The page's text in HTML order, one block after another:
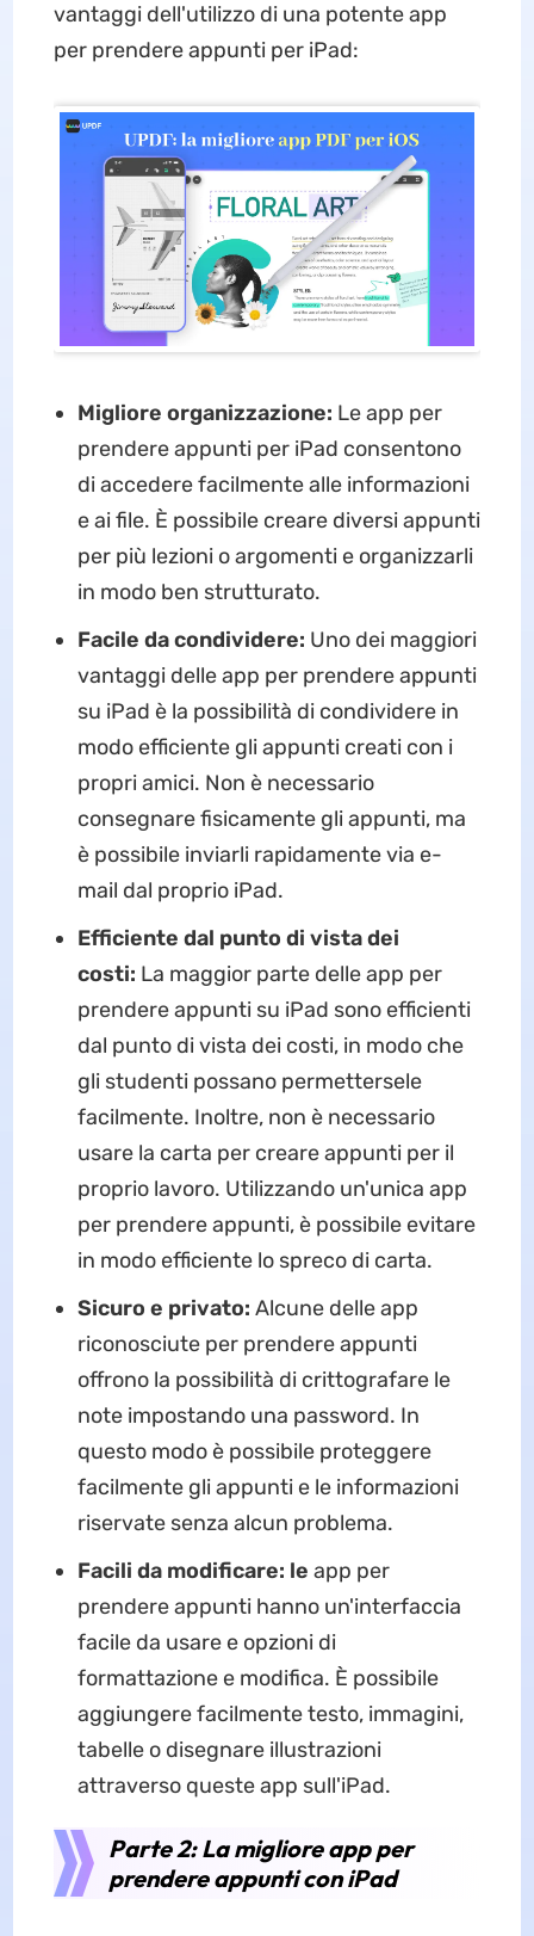
vantaggi dell'utilizzo di una potente app
per prendere appunti per iPad:
Migliore organizzazione: Le app per
prendere appunti per iPad consentono
di accedere facilmente alle informazioni
e ai file. È possibile creare diversi appunti
per più lezioni o argomenti e organizzarli
in modo ben strutturato.
Facile da condividere: Uno dei maggiori
vantaggi delle app per prendere appunti
su iPad è la possibilità di condividere in
modo efficiente gli appunti creati con i
propri amici. Non è necessario
consegnare fisicamente gli appunti, ma
è possibile inviarli rapidamente via e-
mail dal proprio iPad.
Efficiente dal punto di vista dei
costi: La maggior parte delle app per
prendere appunti su iPad sono efficienti
dal punto di vista dei costi, in modo che
gli studenti possano permettersele
facilmente. Inoltre, non è necessario
usare la carta per creare appunti per il
proprio lavoro. Utilizzando un'unica app
per prendere appunti, è possibile evitare
in modo efficiente lo spreco di carta.
Sicuro e privato: Alcune delle app
riconosciute per prendere appunti
offrono la possibilità di crittografare le
note impostando una password. In
questo modo è possibile proteggere
facilmente gli appunti e le informazioni
riservate senza alcun problema.
Facili da modificare: le app per
prendere appunti hanno un'interfaccia
facile da usare e opzioni di
formattazione e modifica. È possibile
aggiungere facilmente testo, immagini,
tabelle o disegnare illustrazioni
attraverso queste app sull'iPad.
Parte 2: La migliore app per
prendere appunti con iPad